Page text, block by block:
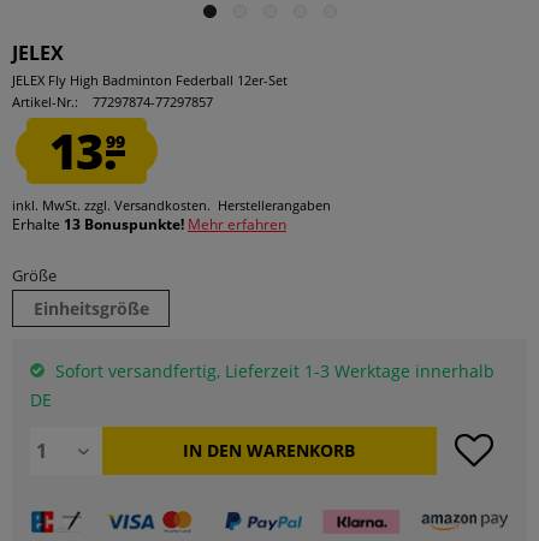
JELEX
JELEX Fly High Badminton Federball 12er-Set
Artikel-Nr.:
77297874-77297857
13.99
inkl. MwSt. zzgl. Versandkosten. Herstellerangaben
Erhalte 13 Bonuspunkte! Mehr erfahren
Größe
Einheitsgröße
Sofort versandfertig, Lieferzeit 1-3 Werktage innerhalb
DE
IN DEN WARENKORB